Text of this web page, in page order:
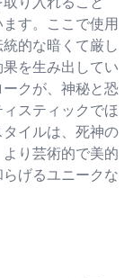
す。ここで使用
的な暗くて厳し
を生み出してい
クが、神秘と恐
スティックでほ
イルは、死神の
り芸術的で美的
げるユニークな